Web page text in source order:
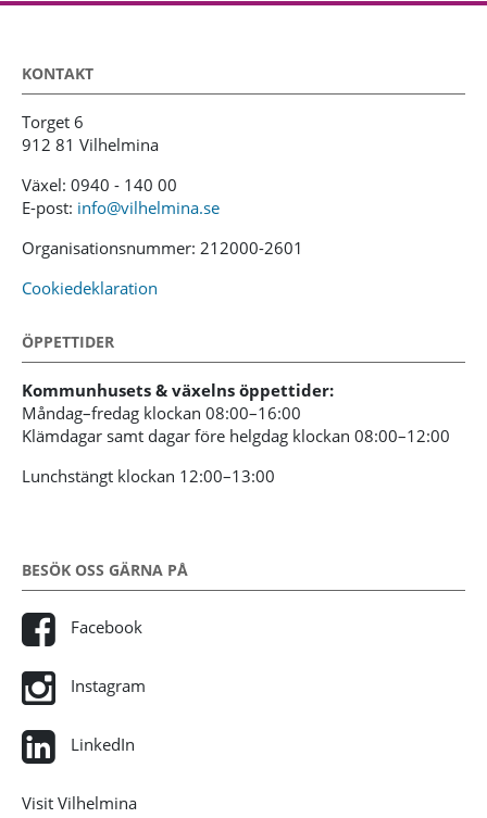
KONTAKT
Torget 6
912 81 Vilhelmina
Växel: 0940 - 140 00
E-post: info@vilhelmina.se
Organisationsnummer: 212000-2601
Cookiedeklaration
ÖPPETTIDER
Kommunhusets & växelns öppettider:
Måndag–fredag klockan 08:00–16:00
Klämdagar samt dagar före helgdag klockan 08:00–12:00
Lunchstängt klockan 12:00–13:00
BESÖK OSS GÄRNA PÅ
Facebook
Instagram
LinkedIn
Visit Vilhelmina